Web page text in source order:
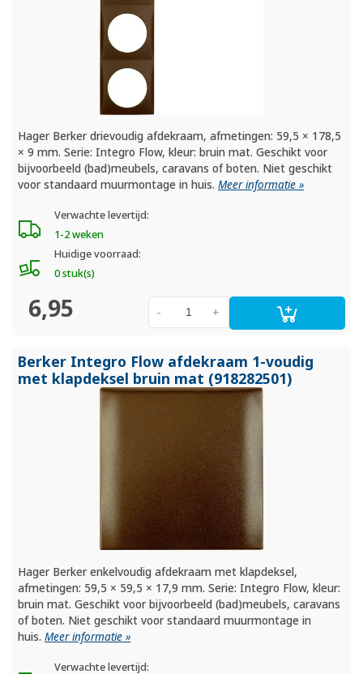
Hager Berker drievoudig afdekraam, afmetingen: 59,5 × 178,5
× 9 mm. Serie: Integro Flow, kleur: bruin mat. Geschikt voor
bijvoorbeeld (bad)meubels, caravans of boten. Niet geschikt
voor standaard muurmontage in huis.Meer informatie »
Verwachte levertijd:
1-2 weken
Huidige voorraad:
0 stuk(s)
6,95 +
-
Berker Integro Flow afdekraam 1-voudig
met klapdeksel bruin mat (918282501)
Hager Berker enkelvoudig afdekraam met klapdeksel,
afmetingen: 59,5 × 59,5 × 17,9 mm. Serie: Integro Flow, kleur:
bruin mat. Geschikt voor bijvoorbeeld (bad)meubels, caravans
of boten. Niet geschikt voor standaard muurmontage in
huis.Meer informatie »
Verwachte levertijd: